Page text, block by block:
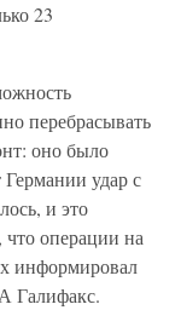
23
перебрасывать
оно было
удар с
и это
что операции на
информировал
Галифакс.